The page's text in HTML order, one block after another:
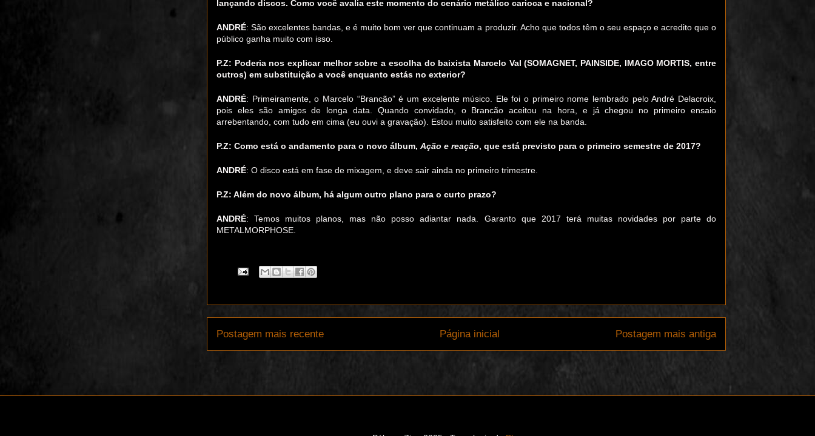
lançando discos. Como você avalia este momento do cenário metálico carioca e nacional?
ANDRÉ: São excelentes bandas, e é muito bom ver que continuam a produzir. Acho que todos têm o seu espaço e acredito que o
público ganha muito com isso.
P.Z: Poderia nos explicar melhor sobre a escolha do baixista Marcelo Val (SOMAGNET, PAINSIDE, IMAGO MORTIS, entre
outros) em substituição a você enquanto estás no exterior?
ANDRÉ: Primeiramente, o Marcelo “Brancão” é um excelente músico. Ele foi o primeiro nome lembrado pelo André Delacroix,
pois eles são amigos de longa data. Quando convidado, o Brancão aceitou na hora, e já chegou no primeiro ensaio
arrebentando, com tudo em cima (eu ouvi a gravação). Estou muito satisfeito com ele na banda.
P.Z: Como está o andamento para o novo álbum, Ação e reação, que está previsto para o primeiro semestre de 2017?
ANDRÉ: O disco está em fase de mixagem, e deve sair ainda no primeiro trimestre.
P.Z: Além do novo álbum, há algum outro plano para o curto prazo?
ANDRÉ: Temos muitos planos, mas não posso adiantar nada. Garanto que 2017 terá muitas novidades por parte do
METALMORPHOSE.
Postagem mais recente Postagem mais antiga
Página inicial